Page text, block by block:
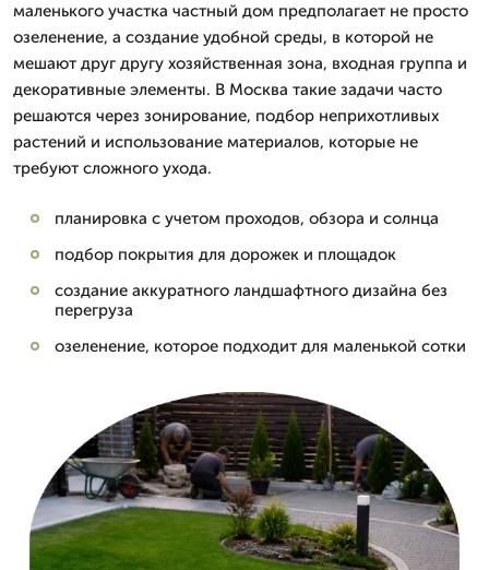
маленького участка частный дом предполагает не просто
озеленение, а создание удобной среды, в которой не
мешают друг другу хозяйственная зона, входная группа и
декоративные элементы. В Москва такие задачи часто
решаются через зонирование, подбор неприхотливых
растений и использование материалов, которые не
требуют сложного ухода.
планировка с учетом проходов, обзора и солнца
подбор покрытия для дорожек и площадок
создание аккуратного ландшафтного дизайна без
перегруза
озеленение, которое подходит для маленькой сотки